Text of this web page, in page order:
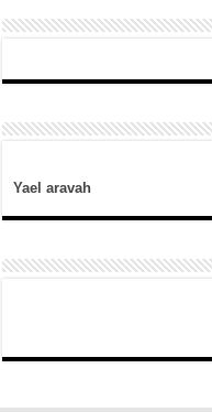
Yael aravah